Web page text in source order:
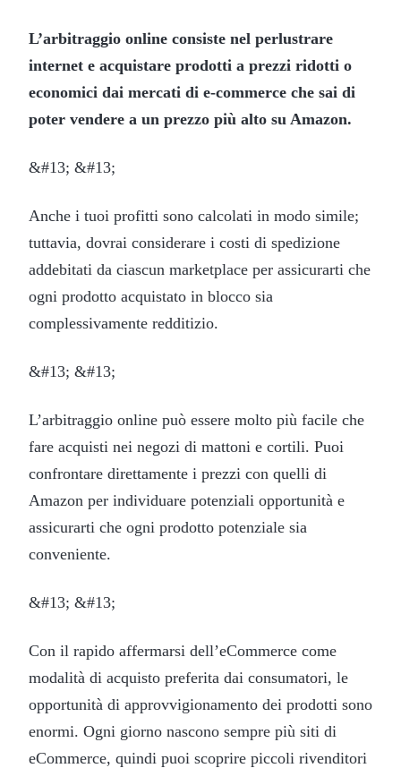
L’arbitraggio online consiste nel perlustrare
internet e acquistare prodotti a prezzi ridotti o
economici dai mercati di e-commerce che sai di
poter vendere a un prezzo più alto su Amazon.
&#13; &#13;
Anche i tuoi profitti sono calcolati in modo simile;
tuttavia, dovrai considerare i costi di spedizione
addebitati da ciascun marketplace per assicurarti che
ogni prodotto acquistato in blocco sia
complessivamente redditizio.
&#13; &#13;
L’arbitraggio online può essere molto più facile che
fare acquisti nei negozi di mattoni e cortili. Puoi
confrontare direttamente i prezzi con quelli di
Amazon per individuare potenziali opportunità e
assicurarti che ogni prodotto potenziale sia
conveniente.
&#13; &#13;
Con il rapido affermarsi dell’eCommerce come
modalità di acquisto preferita dai consumatori, le
opportunità di approvvigionamento dei prodotti sono
enormi. Ogni giorno nascono sempre più siti di
eCommerce, quindi puoi scoprire piccoli rivenditori